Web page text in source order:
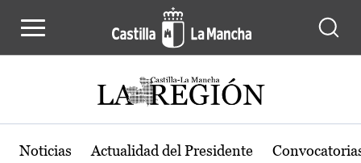
Noticias Actualidad del Presidente